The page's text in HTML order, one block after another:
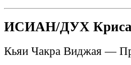
ИСИАН/ДУХ Криса
Кьяи Чакра Виджая —